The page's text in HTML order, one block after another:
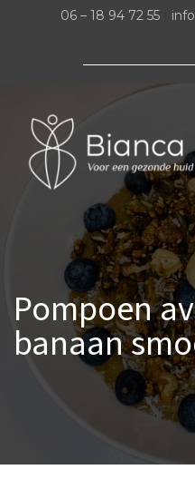
06 – 18 94 72 55
Pompoen
banaan